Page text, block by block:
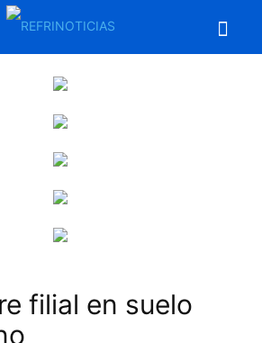
filial en suelo